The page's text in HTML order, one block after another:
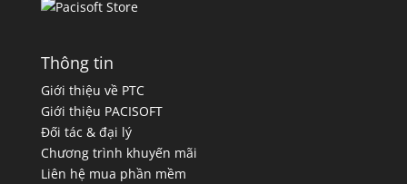
Thông tin
Giới thiệu về PTC
Giới thiệu PACISOFT
Đối tác & đại lý
Chương trình khuyến mãi
Liên hệ mua phần mềm